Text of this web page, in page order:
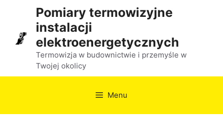
treści
Pomiary termowizyjne
instalacji
elektroenergetycznych
Termowizja w budownictwie i przemyśle w
Twojej okolicy
Menu